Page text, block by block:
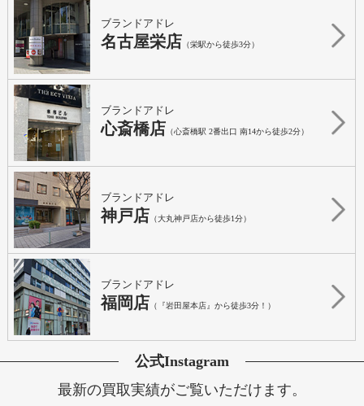
ブランドアドレ
名古屋栄店 （栄駅から徒歩3分）
ブランドアドレ
心斎橋店 （心斎橋駅 2番出口 南14から徒歩2分）
ブランドアドレ
神戸店 （大丸神戸店から徒歩1分）
ブランドアドレ
福岡店 （『岩田屋本店』から徒歩3分！）
公式Instagram
最新の買取実績がご覧いただけます。